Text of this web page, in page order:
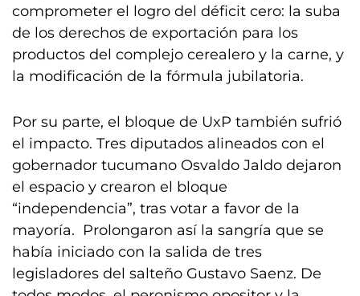
comprometer el logro del déficit cero: la suba
de los derechos de exportación para los
productos del complejo cerealero y la carne, y
la modificación de la fórmula jubilatoria.
Por su parte, el bloque de UxP también sufrió
el impacto. Tres diputados alineados con el
gobernador tucumano Osvaldo Jaldo dejaron
el espacio y crearon el bloque
“independencia”, tras votar a favor de la
mayoría. Prolongaron así la sangría que se
había iniciado con la salida de tres
legisladores del salteño Gustavo Saenz. De